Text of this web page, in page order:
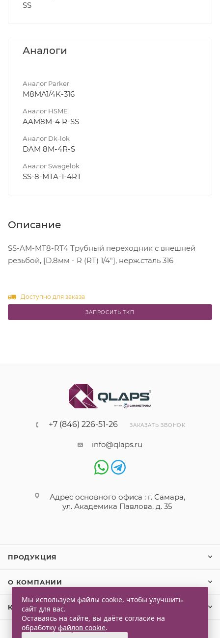
SS
Аналоги
Аналог Parker
M8MA1/4K-316
Аналог HSME
AAM8M-4 R-SS
Аналог Dk-lok
DAM 8M-4R-S
Аналог Swagelok
SS-8-MTA-1-4RT
Описание
SS-AM-MT8-RT4 Трубный переходник с внешней
резьбой, [D.8мм - R (RT) 1/4"], нерж.сталь 316
Доступно для заказа
ЗАПРОСИТЬ ТКП
+7 (846) 226-51-26 ЗАКАЗАТЬ ЗВОНОК
info@qlaps.ru
Адрес основного офиса : г. Самара,
ул. Академика Павлова, д. 35
ПРОДУКЦИЯ
О КОМПАНИИ
КЛИЕНТАМ
Мы используем файлы cookie, чтобы улучшить
сайт для вас.
Оставаясь на сайте, вы даёте согласие на
обработку файлов cookie.